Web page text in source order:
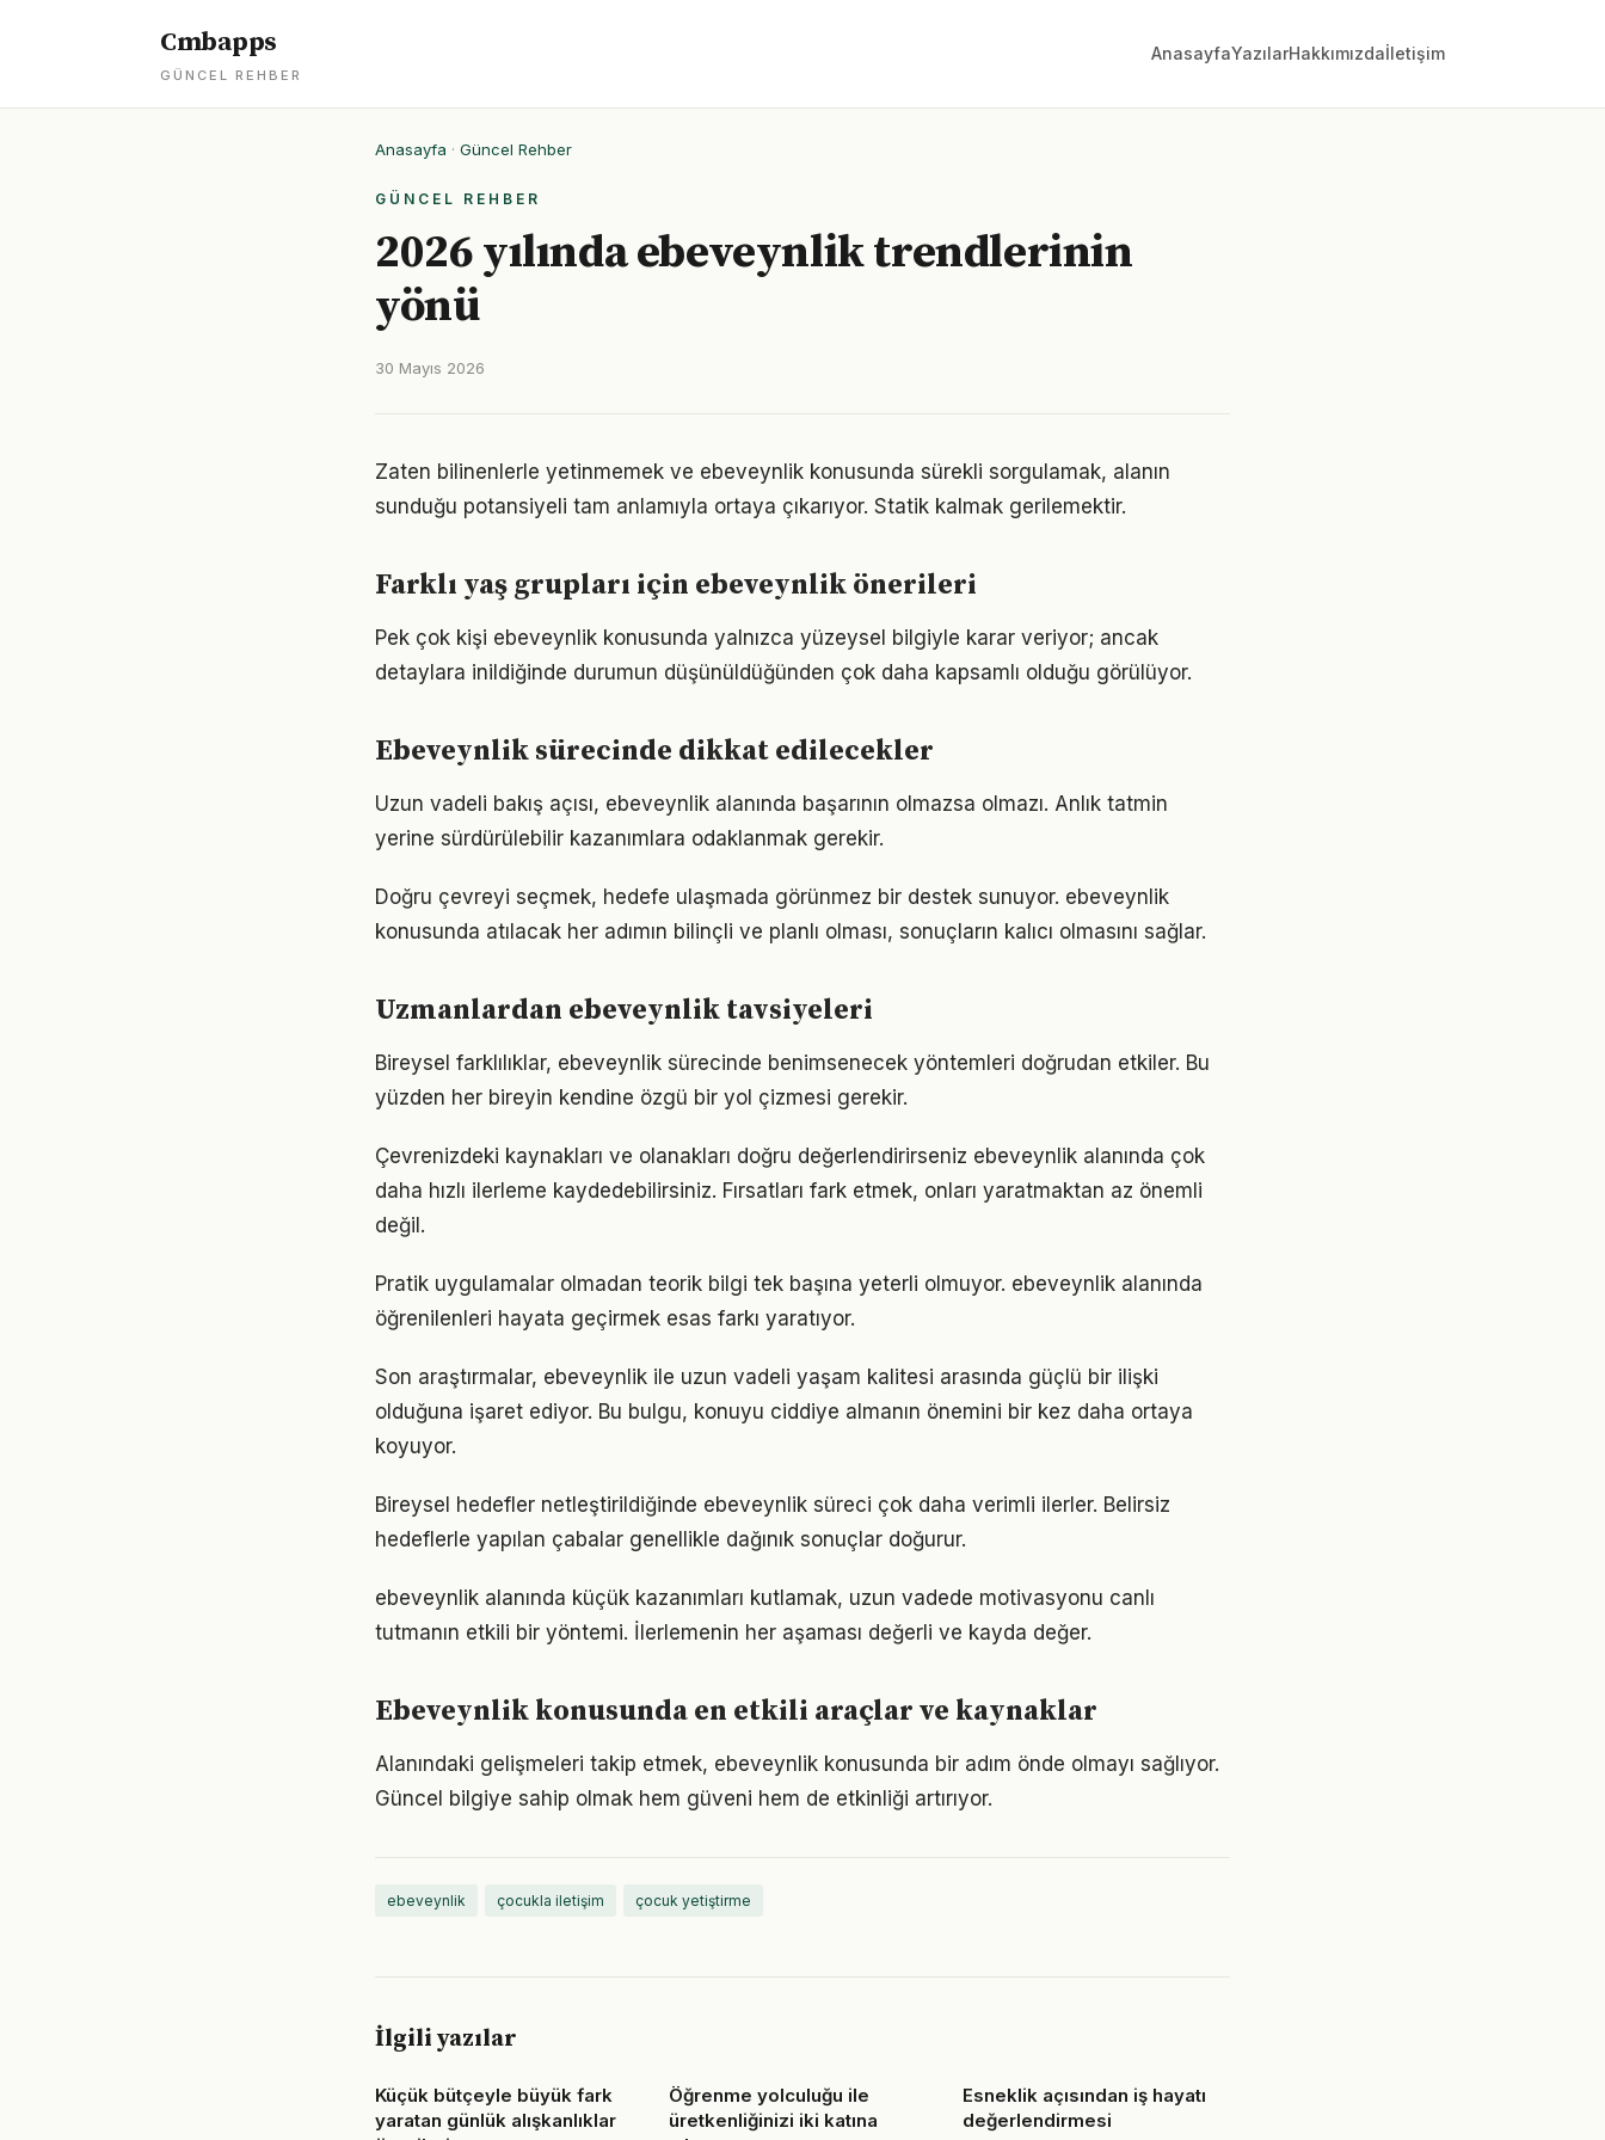
Cmbapps
GÜNCEL REHBER
AnasayfaYazılarHakkımızdaİletişim
Anasayfa · Güncel Rehber
GÜNCEL REHBER
2026 yılında ebeveynlik trendlerinin
yönü
30 Mayıs 2026
Zaten bilinenlerle yetinmemek ve ebeveynlik konusunda sürekli sorgulamak, alanın
sunduğu potansiyeli tam anlamıyla ortaya çıkarıyor. Statik kalmak gerilemektir.
Farklı yaş grupları için ebeveynlik önerileri
Pek çok kişi ebeveynlik konusunda yalnızca yüzeysel bilgiyle karar veriyor; ancak
detaylara inildiğinde durumun düşünüldüğünden çok daha kapsamlı olduğu görülüyor.
Ebeveynlik sürecinde dikkat edilecekler
Uzun vadeli bakış açısı, ebeveynlik alanında başarının olmazsa olmazı. Anlık tatmin
yerine sürdürülebilir kazanımlara odaklanmak gerekir.
Doğru çevreyi seçmek, hedefe ulaşmada görünmez bir destek sunuyor. ebeveynlik
konusunda atılacak her adımın bilinçli ve planlı olması, sonuçların kalıcı olmasını sağlar.
Uzmanlardan ebeveynlik tavsiyeleri
Bireysel farklılıklar, ebeveynlik sürecinde benimsenecek yöntemleri doğrudan etkiler. Bu
yüzden her bireyin kendine özgü bir yol çizmesi gerekir.
Çevrenizdeki kaynakları ve olanakları doğru değerlendirirseniz ebeveynlik alanında çok
daha hızlı ilerleme kaydedebilirsiniz. Fırsatları fark etmek, onları yaratmaktan az önemli
değil.
Pratik uygulamalar olmadan teorik bilgi tek başına yeterli olmuyor. ebeveynlik alanında
öğrenilenleri hayata geçirmek esas farkı yaratıyor.
Son araştırmalar, ebeveynlik ile uzun vadeli yaşam kalitesi arasında güçlü bir ilişki
olduğuna işaret ediyor. Bu bulgu, konuyu ciddiye almanın önemini bir kez daha ortaya
koyuyor.
Bireysel hedefler netleştirildiğinde ebeveynlik süreci çok daha verimli ilerler. Belirsiz
hedeflerle yapılan çabalar genellikle dağınık sonuçlar doğurur.
ebeveynlik alanında küçük kazanımları kutlamak, uzun vadede motivasyonu canlı
tutmanın etkili bir yöntemi. İlerlemenin her aşaması değerli ve kayda değer.
Ebeveynlik konusunda en etkili araçlar ve kaynaklar
Alanındaki gelişmeleri takip etmek, ebeveynlik konusunda bir adım önde olmayı sağlıyor.
Güncel bilgiye sahip olmak hem güveni hem de etkinliği artırıyor.
ebeveynlik çocukla iletişim çocuk yetiştirme
İlgili yazılar
Küçük bütçeyle büyük fark
yaratan günlük alışkanlıklar
Öğrenme yolculuğu ile
üretkenliğinizi iki katına
Esneklik açısından iş hayatı
değerlendirmesi